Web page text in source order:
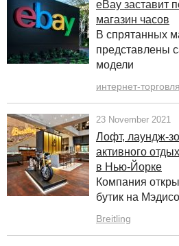
eBay заставит
магазин часов
В спрятанных
представлены
модели
интернет-торговля
23 November 2021
Лофт, лаундж-
активного
в Нью-Йорке
Компания
бутик на
Breitling